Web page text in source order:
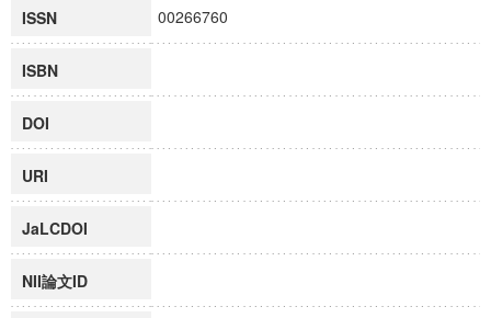
ISSN 00266760
ISBN
DOI
URI
JaLCDOI
NII論文ID